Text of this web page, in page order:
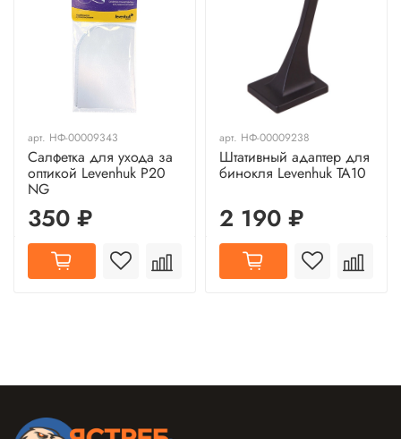
арт. НФ-00009343
Салфетка для ухода за
оптикой Levenhuk P20
NG
350 ₽
арт. НФ-00009238
Штативный адаптер для
бинокля Levenhuk TA10
2 190 ₽